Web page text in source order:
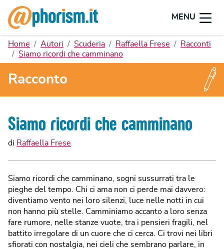
MENU
Home Autori Scuderia Raffaella Frese
Racconti
Siamo ricordi che camminano
Racconto
Siamo ricordi che camminano
di Raffaella Frese
Siamo ricordi che camminano, sogni sussurrati tra le
pieghe del tempo. Chi ci ama non ci perde mai davvero:
diventiamo vento nei loro silenzi, luce nelle notti in cui
non hanno più stelle. Camminiamo accanto a loro senza
fare rumore, nelle stanze vuote, tra i pensieri fragili, nel
battito irregolare di un cuore che ci cerca. Ci trovi nei libri
sfiorati con nostalgia, nei cieli che sembrano parlare, in